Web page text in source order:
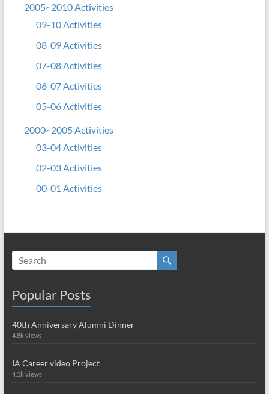
2005~2010 Activities
09-10 Activities
08-09 Activities
07-08 Activities
06-07 Activities
05-06 Activities
2000~2005 Activities
03-04 Activities
02-03 Activities
00-01 Activities
Popular Posts
40th Anniversary Alumni Dinner
4.8k views
IA Career video Project
4.1k views